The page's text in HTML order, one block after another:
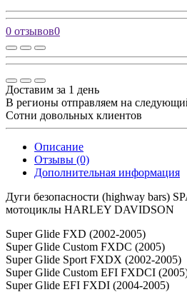
0 отзывов0
Доставим за 1 день
В регионы отправляем на
Сотни довольных клиентов
Описание
Отзывы (0)
Дополнительная информация
Дуги безопасности (highway bars)
мотоциклы HARLEY DAVIDSON
Super Glide FXD (2002-2005)
Super Glide Custom FXDC (2005)
Super Glide Sport FXDX (2002-2005)
Super Glide Custom EFI FXDCI
Super Glide EFI FXDI (2004-2005)